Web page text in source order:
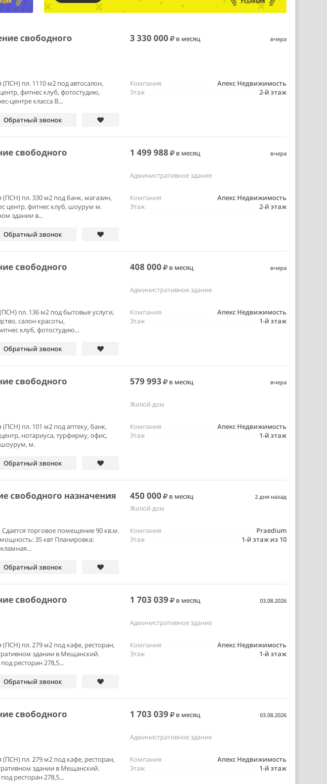
свободного
3 330 000 в месяц вчера
пл. 1110 м2 под автосалон,
фитнес клуб, фотостудию,
центре класса В...
Апекс Недвижимость
Компания
2-й этаж
Этаж
Обратный звонок
свободного
1 499 988 в месяц вчера
Административное здание
пл. 330 м2 под банк, магазин,
центр, фитнес клуб, шоурум м.
здании в...
Апекс Недвижимость
Компания
2-й этаж
Этаж
Обратный звонок
свободного
408 000 в месяц вчера
Административное здание
пл. 136 м2 под бытовые услуги,
салон красоты,
клуб, фотостудию...
Апекс Недвижимость
Компания
1-й этаж
Этаж
Обратный звонок
свободного
579 993 в месяц вчера
Жилой дом
пл. 101 м2 под аптеку, банк,
нотариуса, турфирму, офис,
шоурум, м.
Апекс Недвижимость
Компания
1-й этаж
Этаж
Обратный звонок
свободного назначения 450 000 в месяц 2 дня назад
Жилой дом
торговое помещение 90 кв.м.
35 квт Планировка:
Praedium
Компания
1-й этаж из 10
Этаж
Обратный звонок
свободного
1 703 039 в месяц 03.08.2026
Административное здание
пл. 279 м2 под кафе, ресторан,
здании в Мещанский.
ресторан 278,5...
Апекс Недвижимость
Компания
1-й этаж
Этаж
Обратный звонок
свободного
1 703 039 в месяц 03.08.2026
Административное здание
пл. 279 м2 под кафе, ресторан,
здании в Мещанский.
ресторан 278,5...
Апекс Недвижимость
Компания
1-й этаж
Этаж